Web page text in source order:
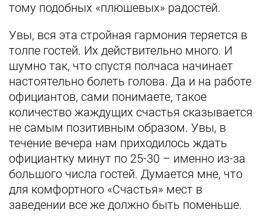
тому подобных «плюшевых» радостей.
Увы, вся эта стройная гармония теряется в
толпе гостей. Их действительно много. И
шумно так, что спустя полчаса начинает
настоятельно болеть голова. Да и на работе
официантов, сами понимаете, такое
количество жаждущих счастья сказывается
не самым позитивным образом. Увы, в
течение вечера нам приходилось ждать
официантку минут по 25-30 – именно из-за
большого числа гостей. Думается мне, что
для комфортного «Счастья» мест в
заведении все же должно быть поменьше.